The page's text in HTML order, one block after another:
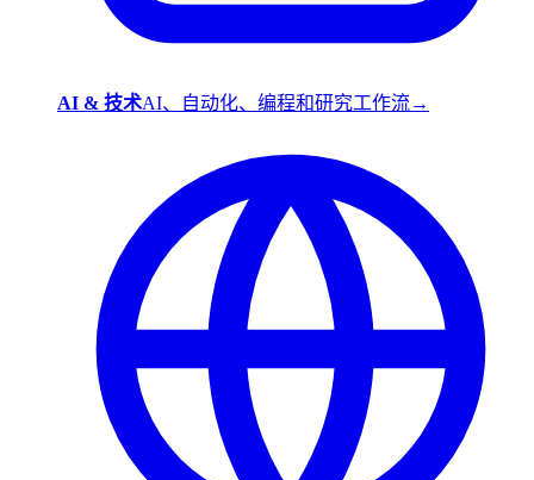
AI & 技术AI、自动化、编程和研究工作流→